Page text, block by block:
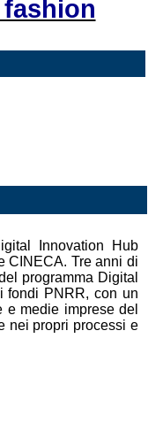
Innovation Hub
CINECA. Tre anni di
programma Digital
fondi PNRR, con un
e medie imprese del
nei propri processi e